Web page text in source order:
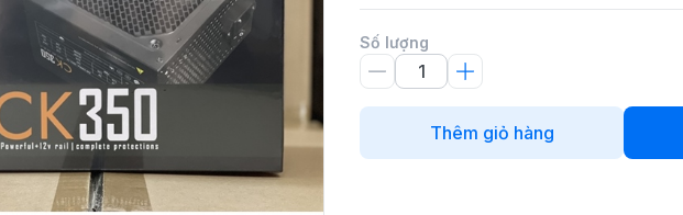
Số lượng
Thêm giỏ hàng